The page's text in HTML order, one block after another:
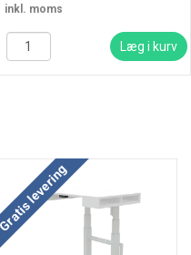
inkl. moms
Læg i kurv
levering